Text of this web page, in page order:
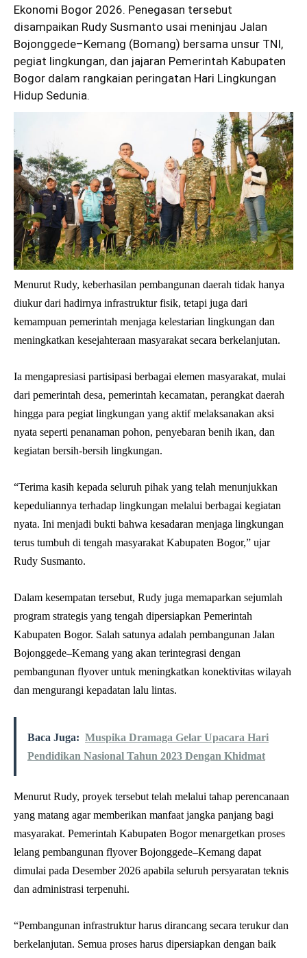
Ekonomi Bogor 2026. Penegasan tersebut
disampaikan Rudy Susmanto usai meninjau Jalan
Bojonggede–Kemang (Bomang) bersama unsur TNI,
pegiat lingkungan, dan jajaran Pemerintah Kabupaten
Bogor dalam rangkaian peringatan Hari Lingkungan
Hidup Sedunia.
Menurut Rudy, keberhasilan pembangunan daerah tidak hanya
diukur dari hadirnya infrastruktur fisik, tetapi juga dari
kemampuan pemerintah menjaga kelestarian lingkungan dan
meningkatkan kesejahteraan masyarakat secara berkelanjutan.
Ia mengapresiasi partisipasi berbagai elemen masyarakat, mulai
dari pemerintah desa, pemerintah kecamatan, perangkat daerah
hingga para pegiat lingkungan yang aktif melaksanakan aksi
nyata seperti penanaman pohon, penyebaran benih ikan, dan
kegiatan bersih-bersih lingkungan.
“Terima kasih kepada seluruh pihak yang telah menunjukkan
kepeduliannya terhadap lingkungan melalui berbagai kegiatan
nyata. Ini menjadi bukti bahwa kesadaran menjaga lingkungan
terus tumbuh di tengah masyarakat Kabupaten Bogor,” ujar
Rudy Susmanto.
Dalam kesempatan tersebut, Rudy juga memaparkan sejumlah
program strategis yang tengah dipersiapkan Pemerintah
Kabupaten Bogor. Salah satunya adalah pembangunan Jalan
Bojonggede–Kemang yang akan terintegrasi dengan
pembangunan flyover untuk meningkatkan konektivitas wilayah
dan mengurangi kepadatan lalu lintas.
Baca Juga: Muspika Dramaga Gelar Upacara Hari
Pendidikan Nasional Tahun 2023 Dengan Khidmat
Menurut Rudy, proyek tersebut telah melalui tahap perencanaan
yang matang agar memberikan manfaat jangka panjang bagi
masyarakat. Pemerintah Kabupaten Bogor menargetkan proses
lelang pembangunan flyover Bojonggede–Kemang dapat
dimulai pada Desember 2026 apabila seluruh persyaratan teknis
dan administrasi terpenuhi.
“Pembangunan infrastruktur harus dirancang secara terukur dan
berkelanjutan. Semua proses harus dipersiapkan dengan baik